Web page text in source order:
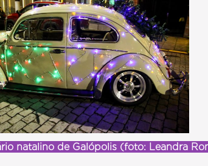
natalino de Galópolis (foto: Leandra